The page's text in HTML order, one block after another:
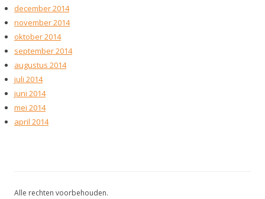
december 2014
november 2014
oktober 2014
september 2014
augustus 2014
juli 2014
juni 2014
mei 2014
april 2014
Alle rechten voorbehouden.